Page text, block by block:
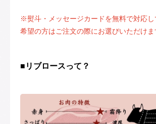
※熨斗・メッセージカードを無料で対応
希望の方はご注文の際にお選びいただけま
■リブロースって？